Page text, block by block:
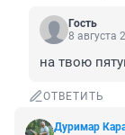
Гость
8 августа
на твою
ОТВЕТИТЬ
Дуримар